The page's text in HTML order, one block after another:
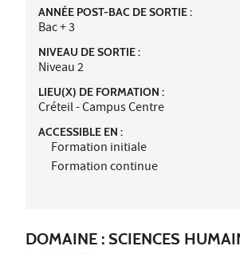
ANNÉE POST-BAC DE SORTIE :
Bac + 3
NIVEAU DE SORTIE :
Niveau 2
LIEU(X) DE FORMATION :
Créteil - Campus Centre
ACCESSIBLE EN :
Formation initiale
Formation continue
DOMAINE : SCIENCES